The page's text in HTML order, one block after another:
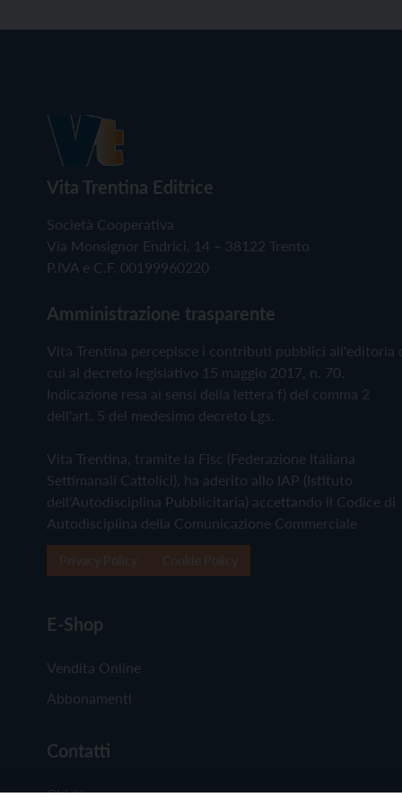
Vita Trentina Editrice
Società Cooperativa
Via Monsignor Endrici, 14 – 38122 Trento
P.IVA e C.F. 00199960220
Amministrazione trasparente
Vita Trentina percepisce i contributi pubblici all'editoria
cui al decreto legislativo 15 maggio 2017, n. 70.
Indicazione resa ai sensi della lettera f) del comma 2
dell'art. 5 del medesimo decreto Lgs.
Vita Trentina, tramite la Fisc (Federazione Italiana
Settimanali Cattolici), ha aderito allo IAP (Istituto
dell'Autodisciplina Pubblicitaria) accettando il Codice di
Autodisciplina della Comunicazione Commerciale
E-Shop
Vendita Online
Abbonamenti
Contatti